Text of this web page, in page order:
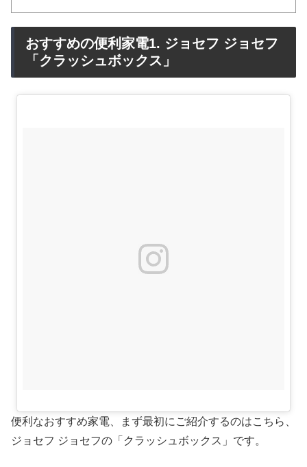
おすすめの便利家電1. ジョセフ ジョセフ
「クラッシュボックス」
便利なおすすめ家電、まず最初にご紹介するのはこちら、
ジョセフ ジョセフの「クラッシュボックス」です。